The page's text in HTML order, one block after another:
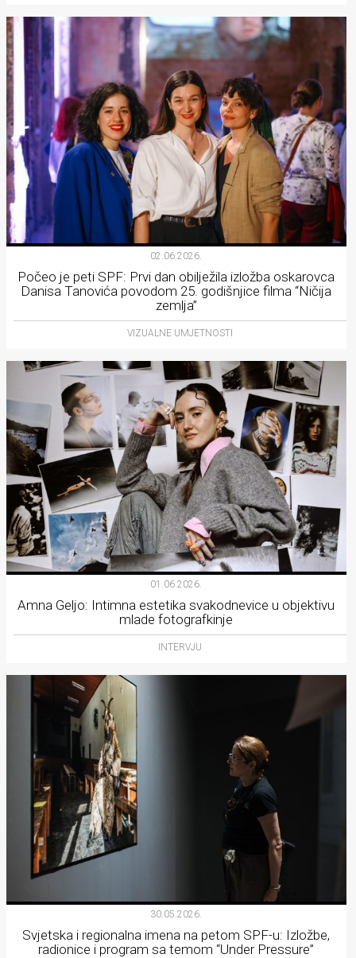
02.06.2026.
Počeo je peti SPF: Prvi dan obilježila izložba oskarovca
Danisa Tanovića povodom 25. godišnjice filma “Ničija
zemlja”
VIZUALNE UMJETNOSTI
01.06.2026.
Amna Geljo: Intimna estetika svakodnevice u objektivu
mlade fotografkinje
INTERVJU
30.05.2026.
Svjetska i regionalna imena na petom SPF-u: Izložbe,
radionice i program sa temom “Under Pressure”